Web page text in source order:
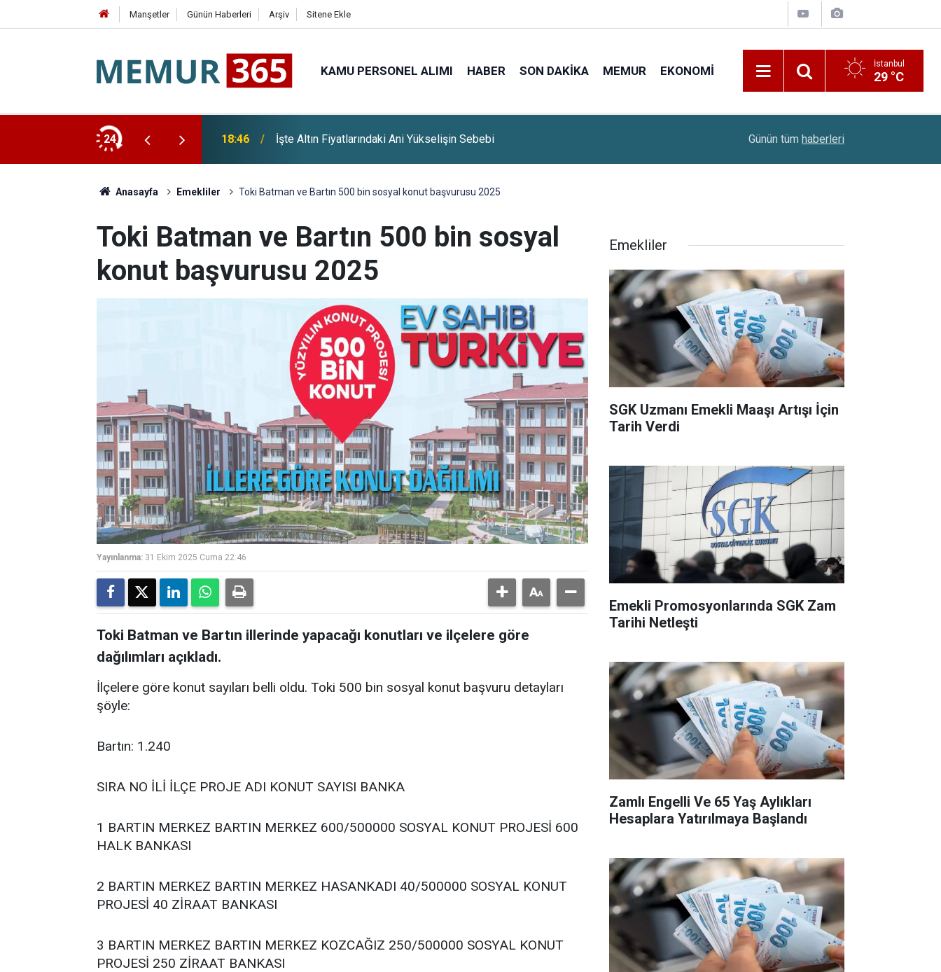
Manşetler Günün Haberleri Arşiv Sitene Ekle
KAMU PERSONEL ALIMI HABER SON DAKIKA MEMUR EKONOMI İstanbul
29 °C
24
Yeni Dönem: Başvuru Şartları Ve Limitler
18:46 İşte Altın Fiyatlarındaki Ani Yükselişin Sebebi Erciyes Üniversitesi 207 Sözleşmeli Personel
Günün tüm haberleri
Anasayfa Emekliler Toki Batman ve Bartın 500 bin sosyal konut başvurusu 2025
Toki Batman ve Bartın 500 bin sosyal
konut başvurusu 2025
Yayınlanma: 31 Ekim 2025 Cuma 22:46
Toki Batman ve Bartın illerinde yapacağı konutları ve ilçelere göre
dağılımları açıkladı.
İlçelere göre konut sayıları belli oldu. Toki 500 bin sosyal konut başvuru detayları
şöyle:
Bartın: 1.240
SIRA NO İLİ İLÇE PROJE ADI KONUT SAYISI BANKA
1 BARTIN MERKEZ BARTIN MERKEZ 600/500000 SOSYAL KONUT PROJESİ 600
HALK BANKASI
2 BARTIN MERKEZ BARTIN MERKEZ HASANKADI 40/500000 SOSYAL KONUT
PROJESİ 40 ZİRAAT BANKASI
3 BARTIN MERKEZ BARTIN MERKEZ KOZCAĞIZ 250/500000 SOSYAL KONUT
PROJESİ 250 ZİRAAT BANKASI
Emekliler
SGK Uzmanı Emekli Maaşı Artışı İçin
Tarih Verdi
Emekli Promosyonlarında SGK Zam
Tarihi Netleşti
Zamlı Engelli Ve 65 Yaş Aylıkları
Hesaplara Yatırılmaya Başlandı